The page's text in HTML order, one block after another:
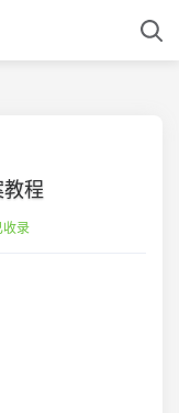
程
收录